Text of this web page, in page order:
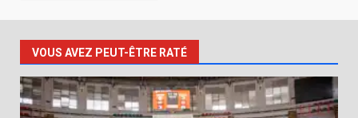
VOUS AVEZ PEUT-ÊTRE RATÉ